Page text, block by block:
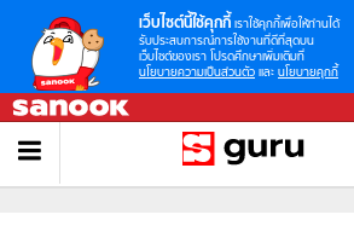
เว็บไซต์นี้ใช้คุกกี้ เราใช้คุกกี้เพื่อให้ท่านได้
รับประสบการณ์การใช้งานที่ดีที่สุดบน
เว็บไซต์ของเรา โปรดศึกษาเพิ่มเติมที่
นโยบายความเป็นส่วนตัว และ นโยบายคุกกี้